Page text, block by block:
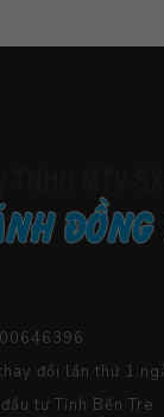
đổi lần thứ
tư Tỉnh Bến Tre